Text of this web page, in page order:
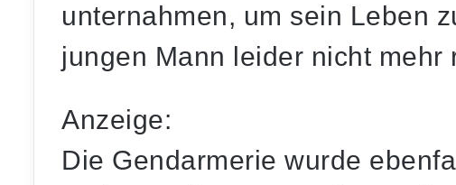
unternahmen, um sein Leben
jungen Mann leider nicht mehr
Anzeige:
Die Gendarmerie wurde